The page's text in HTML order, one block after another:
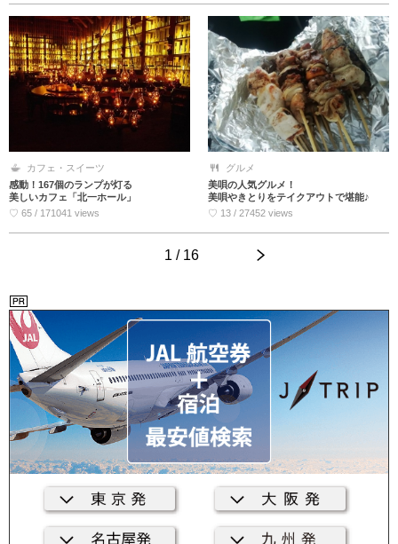
カフェ・スイーツ
感動！167個のランプが灯る
美しいカフェ「北一ホール」
♡ 65 / 171041 views
グルメ
美唄の人気グルメ！
美唄やきとりをテイクアウトで堪能♪
♡ 13 / 27452 views
1 / 16